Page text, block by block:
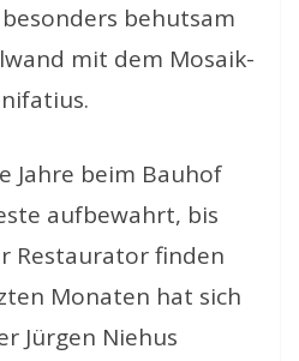
behutsam
mit dem Mosaik-
Jahre beim Bauhof
aufbewahrt, bis
Restaurator finden
Monaten hat sich
Jürgen Niehus